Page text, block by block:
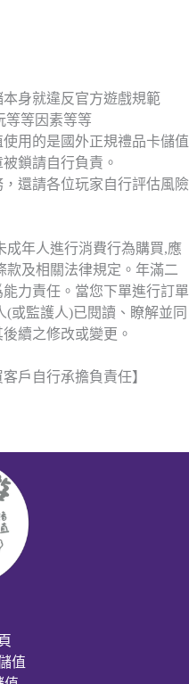
身就違反官方遊戲規範
等等因素等等
用的是國外正規禮品卡儲值
鎖請自行負責。
還請各位玩家自行評估風險
成年人進行消費行為購買,應
款及相關法律規定。年滿二
力責任。當您下單進行訂單
或監護人)已閱讀、瞭解並同
續之修改或變更。
戶自行承擔負責任】
值